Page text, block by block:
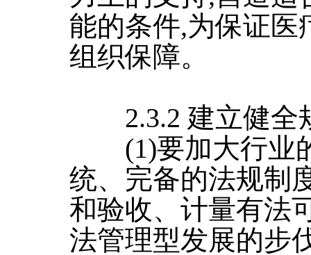
能的条件,为保证医
组织保障。
2.3.2 建立健全
(1)要加大行业
统、完备的法规制
和验收、计量有法
法管理型发展的步